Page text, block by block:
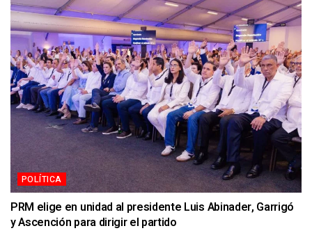
POLÍTICA
PRM elige en unidad al presidente Luis Abinader, Garrigó
y Ascención para dirigir el partido